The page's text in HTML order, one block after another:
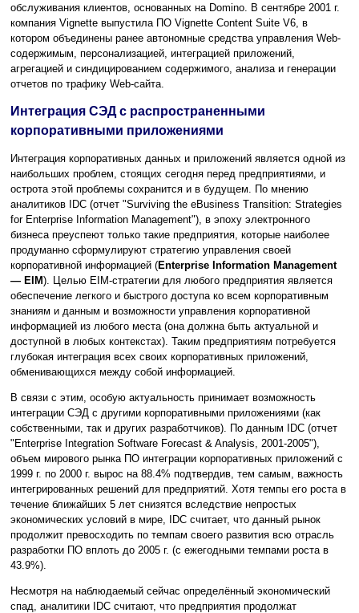
обслуживания клиентов, основанных на Domino. В сентябре 2001 г.
компания Vignette выпустила ПО Vignette Content Suite V6, в
котором объединены ранее автономные средства управления Web-
содержимым, персонализацией, интеграцией приложений,
агрегацией и синдицированием содержимого, анализа и генерации
отчетов по трафику Web-сайта.
Интеграция СЭД с распространенными
корпоративными приложениями
Интеграция корпоративных данных и приложений является одной из
наибольших проблем, стоящих сегодня перед предприятиями, и
острота этой проблемы сохранится и в будущем. По мнению
аналитиков IDC (отчет "Surviving the eBusiness Transition: Strategies
for Enterprise Information Management"), в эпоху электронного
бизнеса преуспеют только такие предприятия, которые наиболее
продуманно сформулируют стратегию управления своей
корпоративной информацией (Enterprise Information Management
— EIM). Целью EIM-стратегии для любого предприятия является
обеспечение легкого и быстрого доступа ко всем корпоративным
знаниям и данным и возможности управления корпоративной
информацией из любого места (она должна быть актуальной и
доступной в любых контекстах). Таким предприятиям потребуется
глубокая интеграция всех своих корпоративных приложений,
обменивающихся между собой информацией.
В связи с этим, особую актуальность принимает возможность
интеграции СЭД с другими корпоративными приложениями (как
собственными, так и других разработчиков). По данным IDC (отчет
"Enterprise Integration Software Forecast & Analysis, 2001-2005"),
объем мирового рынка ПО интеграции корпоративных приложений с
1999 г. по 2000 г. вырос на 88.4% подтвердив, тем самым, важность
интегрированных решений для предприятий. Хотя темпы его роста в
течение ближайших 5 лет снизятся вследствие непростых
экономических условий в мире, IDC считает, что данный рынок
продолжит превосходить по темпам своего развития всю отрасль
разработки ПО вплоть до 2005 г. (с ежегодными темпами роста в
43.9%).
Несмотря на наблюдаемый сейчас определённый экономический
спад, аналитики IDC считают, что предприятия продолжат